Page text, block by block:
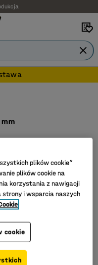
plików cookie”
plików cookie na
korzystania z nawigacji
i wsparcia naszych
cookie